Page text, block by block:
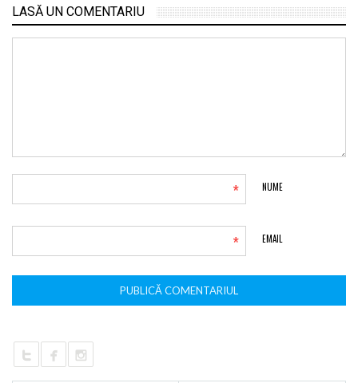
LASĂ UN COMENTARIU
NUME
*
EMAIL
*